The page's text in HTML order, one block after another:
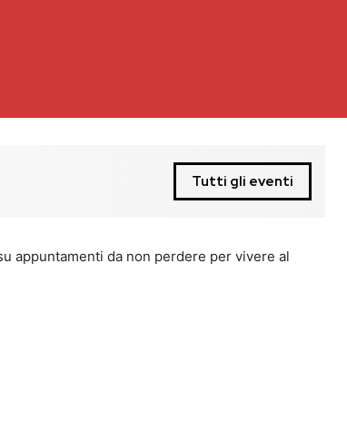
Tutti gli eventi
appuntamenti da non perdere per vivere al